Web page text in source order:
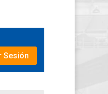
Sesión